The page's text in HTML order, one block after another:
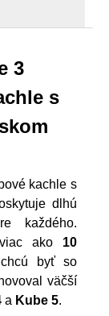
3
s
kachle s
dlhú
každého.
ako 10
chcú byť so
väčší
a Kube 5.